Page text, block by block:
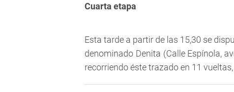
Cuarta etapa
Esta tarde a partir de las 15,30 se
denominado Denita (Calle Espínola,
recorriendo éste trazado en 11